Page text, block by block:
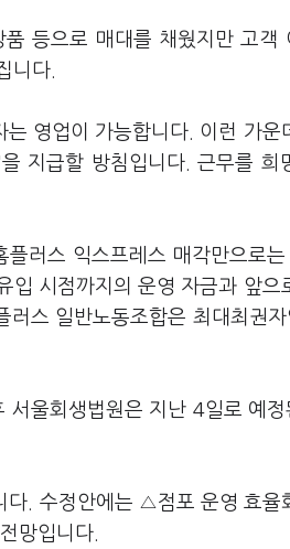
등으로 매대를 채웠지만 고객
니다.
영업이 가능합니다. 이런 가운
지급할 방침입니다. 근무를 희
러스 익스프레스 매각만으로
입 시점까지의 운영 자금과 앞으
스 일반노동조합은 최대최권
울회생법원은 지난 4일로 예정
다. 수정안에는 △점포 운영 효
망입니다.